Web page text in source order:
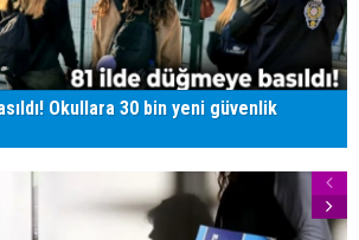
Okullara 30 bin yeni güvenlik